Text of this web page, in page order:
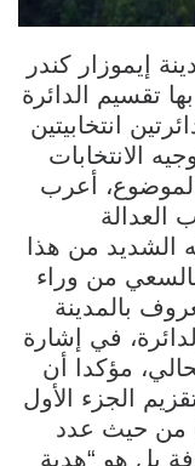
إيموزار كندر
تقسيم الدائرة
دائرتين انتخابيتين
الانتخابات
أعرب
الشديد من هذا
من وراء
بالمدينة
في إشارة
مؤكدا أن
الجزء الأول
الجزء الآخر منها (16) من حيث عدد
بل هو “هدية